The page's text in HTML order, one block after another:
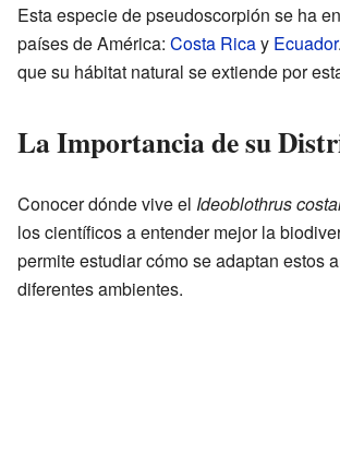
Esta especie de pseudoscorpión se ha
países de América: Costa Ricay Ecuador
que su hábitat natural se extiende por
La Importancia de su
Conocer dónde vive el Ideoblothrus
los científicos a entender mejor la
permite estudiar cómo se adaptan estos
diferentes ambientes.